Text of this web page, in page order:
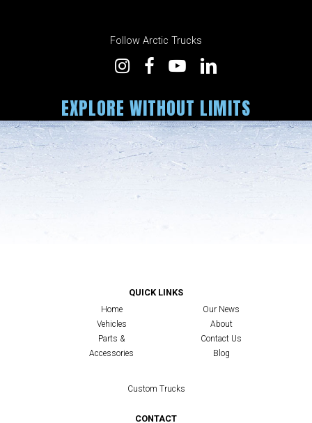
Follow Arctic Trucks
EXPLORE WITHOUT LIMITS
QUICK LINKS
Home
Vehicles
Parts &
Accessories
Our News
About
Contact Us
Blog
Custom Trucks
CONTACT